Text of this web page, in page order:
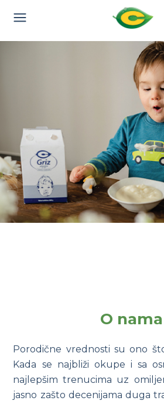
O nama
Porodične vrednosti su ono
Kada se najbliži okupe i sa
najlepšim trenucima uz
jasno zašto decenijama duga